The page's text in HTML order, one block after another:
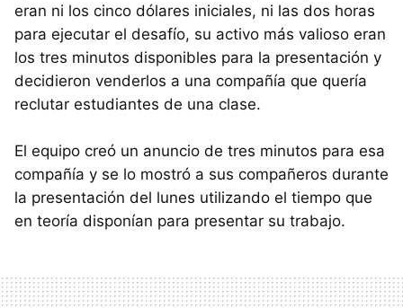
eran ni los cinco dólares iniciales, ni las dos horas
para ejecutar el desafío, su activo más valioso eran
los tres minutos disponibles para la presentación y
decidieron venderlos a una compañía que quería
reclutar estudiantes de una clase.
El equipo creó un anuncio de tres minutos para esa
compañía y se lo mostró a sus compañeros durante
la presentación del lunes utilizando el tiempo que
en teoría disponían para presentar su trabajo.